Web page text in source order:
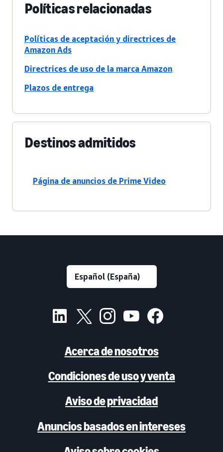
Políticas relacionadas
Políticas de aceptación y directrices de
Amazon Ads
Directrices de uso de la marca Amazon
Plazos de entrega
Destinos admitidos
Página de anuncios de Prime Video
Acerca de nosotros
Condiciones de uso y venta
Aviso de privacidad
Anuncios basados en intereses